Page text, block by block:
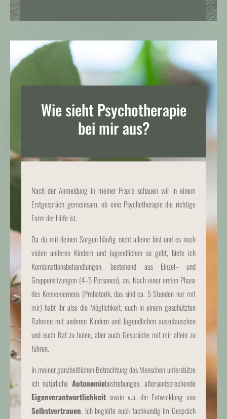
Wie sieht Psychotherapie
bei mir aus?
Nach der Anmeldung in meiner Praxis schauen wir in einem
Erstgespräch gemeinsam, ob eine Psychotherapie die richtige
Form der Hilfe ist.
Da du mit deinen Sorgen häufig nicht alleine bist und es noch
vielen anderen Kindern und Jugendlichen so geht, biete ich
Kombinationsbehandlungen, bestehend aus Einzel– und
Gruppensitzungen (4–5 Personen), an. Nach einer ersten Phase
des Kennenlernens (Probatorik, das sind ca. 5 Stunden nur mit
mir) habt ihr also die Möglichkeit, euch in einem geschützten
Rahmen mit anderen Kindern und Jugendlichen auszutauschen
und euch Rat zu holen, aber auch Gespräche mit mir allein zu
führen.
In meiner ganzheitlichen Betrachtung des Menschen unterstütze
ich natürliche Autonomiebestrebungen, altersentsprechende
Eigenverantwortlichkeit sowie v.a. die Entwicklung von
Selbstvertrauen. Ich begleite euch fachkundig im Gespräch